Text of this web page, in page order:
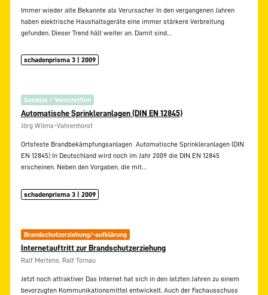
Immer wieder alte Bekannte als Verursacher In den vergangenen Jahren
haben elektrische Haushaltsgeräte eine immer stärkere Verbreitung
gefunden. Dieser Trend hält weiter an. Damit sind…
schadenprisma 3 | 2009
Gesetze / Vorschriften
Automatische Sprinkleranlagen (DIN EN 12845)
Jörg Wilms-Vahrenhorst
Ortsfeste Brandbekämpfungsanlagen  Automatische Sprinkleranlagen (DIN
EN 12845) In Deutschland wird noch im Jahr 2009 die DIN EN 12845
erscheinen. Neben den Vorgaben, die mit…
schadenprisma 3 | 2009
Brandschutzerziehung/-aufklärung
Internetauftritt zur Brandschutzerziehung
Ralf Mertens, Ralf Tornau
Jetzt noch attraktiver Das Internet hat sich in den letzten Jahren zu einem
bevorzugten Kommunikationsmittel entwickelt. Auch der Fachausschuss